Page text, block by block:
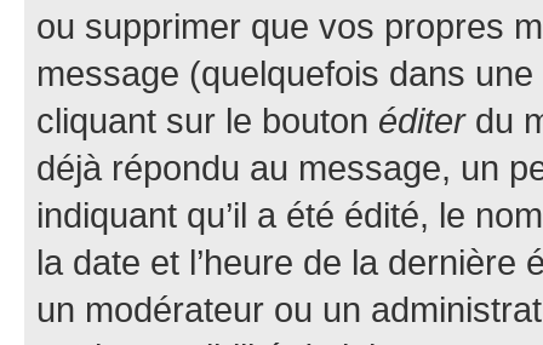
ou supprimer que vos propres
message (quelquefois dans
cliquant sur le bouton éditerdu
déjà répondu au message, un
indiquant qu’il a été édité, le
la date et l’heure de la dernière
un modérateur ou un